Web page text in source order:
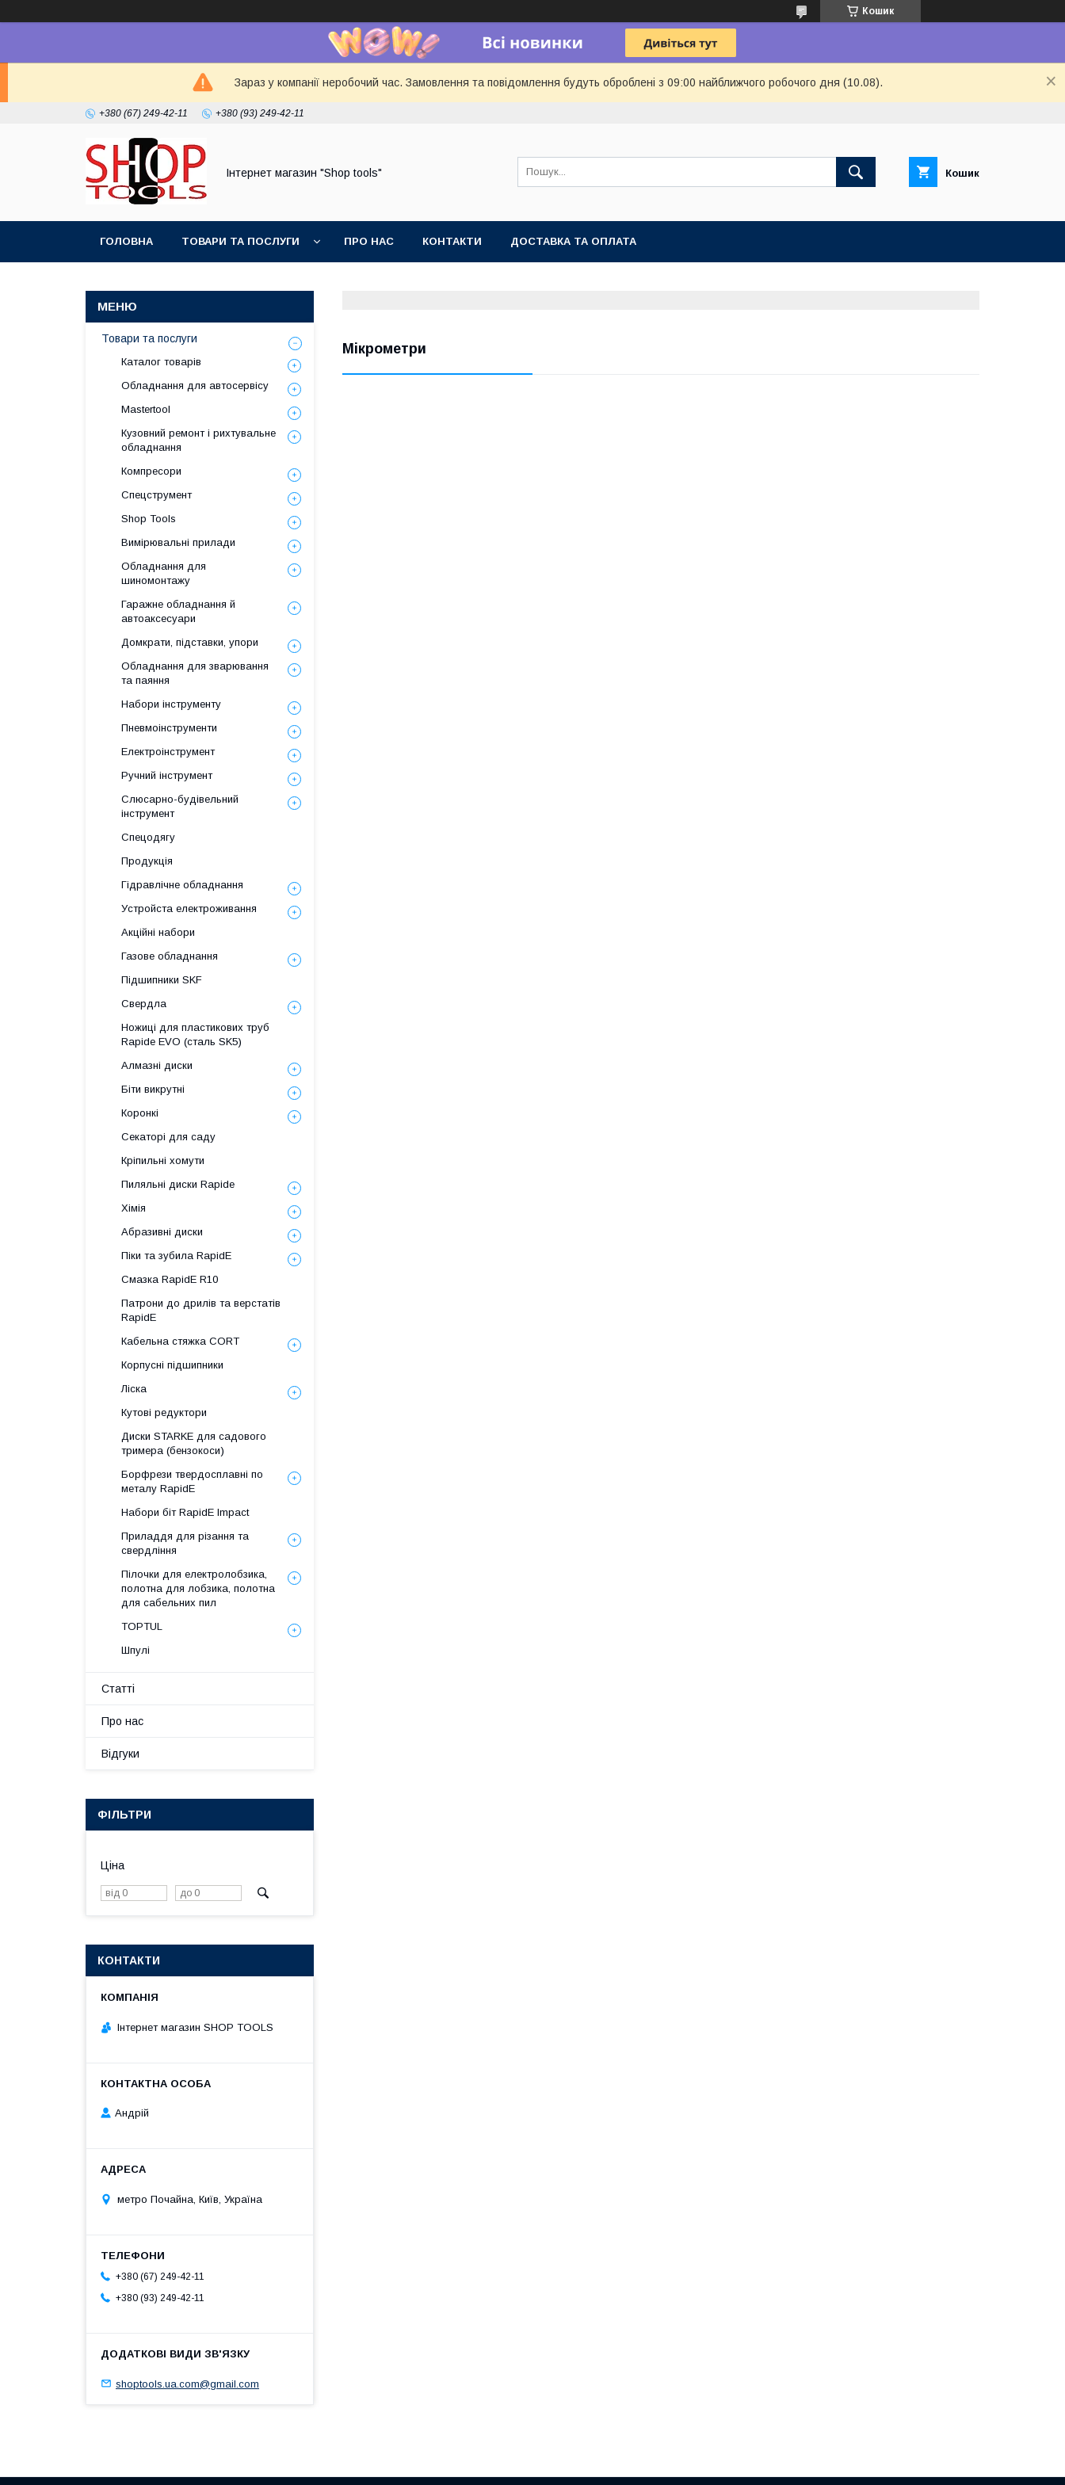
Кошик
Зараз у компанії неробочий час. Замовлення та повідомлення будуть оброблені з 09:00 найближчого робочого дня (10.08).
+380 (67) 249-42-11 +380 (93) 249-42-11
Інтернет магазин "Shop tools" Кошик
ГОЛОВНА ТОВАРИ ТА ПОСЛУГИ ПРО НАС КОНТАКТИ ДОСТАВКА ТА ОПЛАТА
Мікрометри
Товари та послуги
Каталог товарів
Обладнання для автосервісу
Mastertool
Кузовний ремонт і рихтувальне
обладнання
Компресори
Спецструмент
Shop Tools
Вимірювальні прилади
Обладнання для
шиномонтажу
Гаражне обладнання й
автоаксесуари
Домкрати, підставки, упори
Обладнання для зварювання
та паяння
Набори інструменту
Пневмоінструменти
Електроінструмент
Ручний інструмент
Слюсарно-будівельний
інструмент
Спецодягу
Продукція
Гідравлічне обладнання
Уcтpoйстa елeктpoживання
Акційні набори
Газове обладнання
Підшипники SKF
Свердла
Ножиці для пластикових труб
Rapide EVO (сталь SK5)
Алмазні диски
Біти викрутні
Коронкі
Секаторі для саду
Кріпильні хомути
Пиляльні диски Rapide
Хімія
Абразивні диски
Піки та зубила RapidE
Смазка RapidE R10
Патрони до дрилів та верстатів
RapidE
Кабельна стяжка СORT
Корпусні підшипники
Ліска
Кутові редуктори
Диски STARKE для садового
тримера (бензокоси)
Борфрези твердосплавні по
металу RapidE
Набори біт RapidE Impact
Приладдя для різання та
свердління
Пілочки для електролобзика,
полотна для лобзика, полотна
для сабельних пил
TOPTUL
Шпулі
Статті
Про нас
Відгуки
ФІЛЬТРИ
Ціна
КОНТАКТИ
Інтернет магазин SHOP TOOLS
Андрій
метро Почайна, Київ, Україна
+380 (67) 249-42-11
+380 (93) 249-42-11
shoptools.ua.com@gmail.com